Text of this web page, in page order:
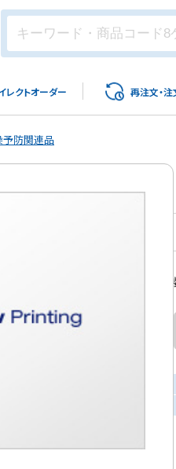
レクトオーダー 再注文・注
予防関連品